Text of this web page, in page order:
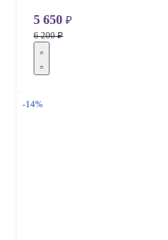
5 650 ₽
6 200 ₽
-14%